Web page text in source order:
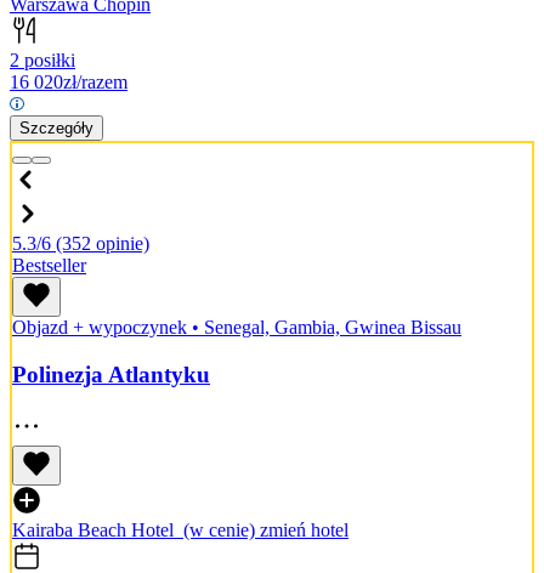
Warszawa Chopin
2 posiłki
16 020zł/razem
Szczegóły
5.3/6 (352 opinie)
Bestseller
Objazd + wypoczynek • Senegal, Gambia, Gwinea Bissau
Polinezja Atlantyku
Kairaba Beach Hotel (w cenie) zmień hotel